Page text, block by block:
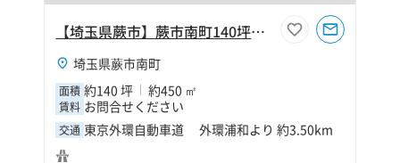
【埼玉県蕨市】蕨市南町140坪倉庫
埼玉県蕨市南町
面積 約140 坪 約450 ㎡
賃料 お問合せください
交通 東京外環自動車道 外環浦和より 約3.50km